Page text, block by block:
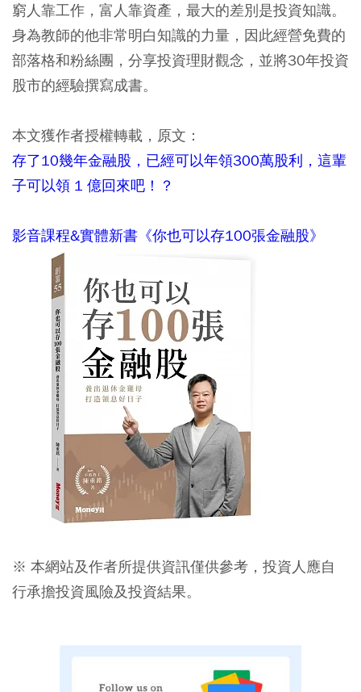
窮人靠工作，富人靠資產，最大的差別是投資知識。
身為教師的他非常明白知識的力量，因此經營免費的
部落格和粉絲團，分享投資理財觀念，並將30年投資
股市的經驗撰寫成書。
本文獲作者授權轉載，原文：
存了10幾年金融股，已經可以年領300萬股利，這輩
子可以領 1 億回來吧！？
影音課程&實體新書《你也可以存100張金融股》
※ 本網站及作者所提供資訊僅供參考，投資人應自
行承擔投資風險及投資結果。